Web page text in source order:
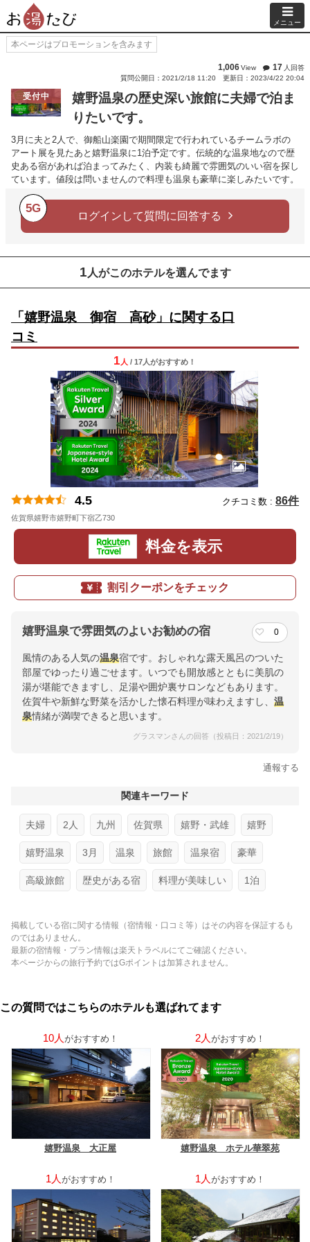
メニュー
本ページはプロモーションを含みます
1,006View 17 人回答
質問公開日：2021/2/18 11:20
更新日：2023/4/22 20:04
受付中
嬉野温泉の歴史深い旅館に夫婦で泊ま
りたいです。
3月に夫と2人で、御船山楽園で期間限定で行われているチームラボの
アート展を見たあと嬉野温泉に1泊予定です。伝統的な温泉地なので歴
史ある宿があれば泊まってみたく、内装も綺麗で雰囲気のいい宿を探し
ています。値段は問いませんので料理も温泉も豪華に楽しみたいです。
5G
ログインして質問に回答する
1 人がこのホテルを選んでます
「嬉野温泉 御宿 高砂」に関する口
コミ
1 人 / 17人がおすすめ！
4.5 クチコミ数 : 86件
佐賀県嬉野市嬉野町下宿乙730
料金を表示
割引クーポンをチェック
嬉野温泉で雰囲気のよいお勧めの宿 0
風情のある人気の温泉宿です。おしゃれな露天風呂のついた
部屋でゆったり過ごせます。いつでも開放感とともに美肌の
湯が堪能できますし、足湯や囲炉裏サロンなどもあります。
佐賀牛や新鮮な野菜を活かした懐石料理が味わえますし、 温
泉情緒が満喫できると思います。
グラスマンさんの回答（投稿日：2021/2/19）
通報する
関連キーワード
夫婦 2人 九州 佐賀県 嬉野・武雄 嬉野
嬉野温泉 3月 温泉 旅館 温泉宿 豪華
高級旅館 歴史がある宿 料理が美味しい 1泊
掲載している宿に関する情報（宿情報・口コミ等）はその内容を保証するも
のではありません。
最新の宿情報・プラン情報は楽天トラベルにてご確認ください。
本ページからの旅行予約ではGポイントは加算されません。
この質問ではこちらのホテルも選ばれてます
10人がおすすめ！
嬉野温泉 大正屋
2人がおすすめ！
嬉野温泉 ホテル華翠苑
1人がおすすめ！ 1人がおすすめ！